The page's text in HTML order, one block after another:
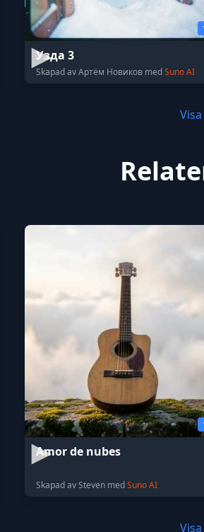
Узда 3
Skapad av Артём Новиков medSuno AI
Amor de nubes
Skapad av Steven medSuno AI